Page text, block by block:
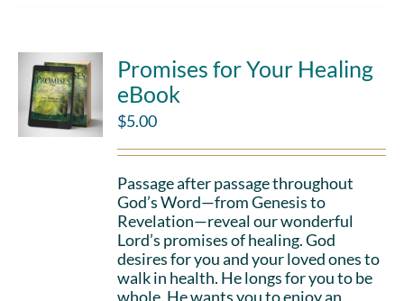
Promises for Your Healing
eBook
$5.00
Passage after passage throughout
God’s Word—from Genesis to
Revelation—reveal our wonderful
Lord’s promises of healing. God
desires for you and your loved ones to
walk in health. He longs for you to be
whole. He wants you to enjoy an